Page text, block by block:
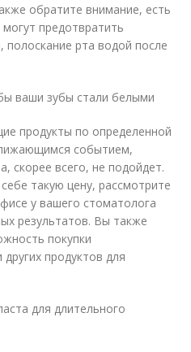
обратите внимание, есть
предотвратить
полоскание рта водой после
ваши зубы стали белыми
продукты по определенной
событием,
скорее всего, не подойдет.
такую ​​цену, рассмотрите
у вашего стоматолога
результатов. Вы также
покупки
продуктов для
для длительного